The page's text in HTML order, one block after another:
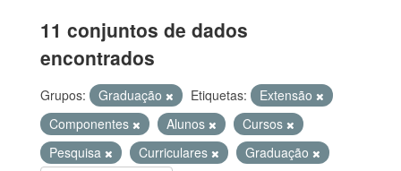
11 conjuntos de dados
encontrados
Grupos: Graduação Etiquetas:
Extensão
Componentes
Alunos
Cursos
Pesquisa
Curriculares
Graduação